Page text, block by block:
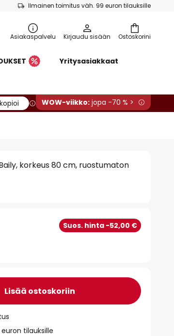
Ilmainen toimitus väh. 99 euron tilauksille
Ostoskorini
Asiakaspalvelu Kirjaudu sisään
Yritysasiakkaat
kopioi WOW-viikko: jopa -70 % >
korkeus 80 cm, ruostumaton
Suos. hinta -52,00 €
Lisää ostoskoriin
tilauksille